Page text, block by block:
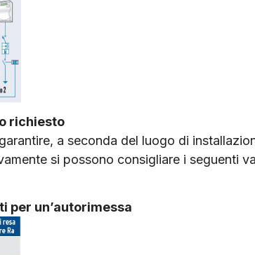
richiesto
a seconda del luogo di
si possono consigliare i seguenti
per un’autorimessa